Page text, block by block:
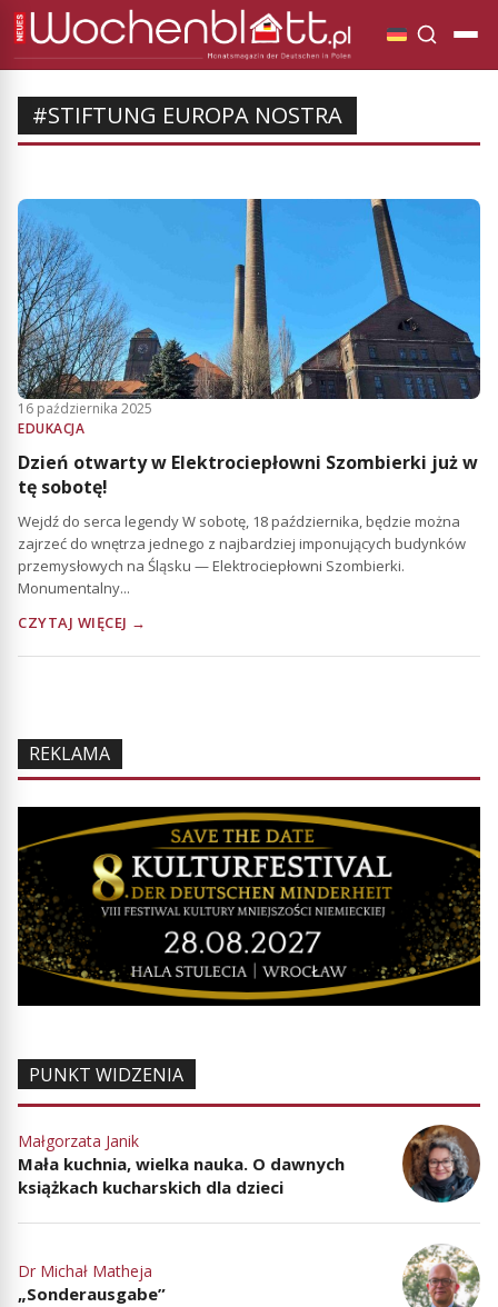
#STIFTUNG EUROPA NOSTRA
16 października 2025
EDUKACJA
Dzień otwarty w Elektrociepłowni Szombierki już w
tę sobotę!
Wejdź do serca legendy W sobotę, 18 października, będzie można
zajrzeć do wnętrza jednego z najbardziej imponujących budynków
przemysłowych na Śląsku — Elektrociepłowni Szombierki.
Monumentalny...
CZYTAJ WIĘCEJ →
REKLAMA
PUNKT WIDZENIA
Małgorzata Janik
Mała kuchnia, wielka nauka. O dawnych
książkach kucharskich dla dzieci
Dr Michał Matheja
„Sonderausgabe”